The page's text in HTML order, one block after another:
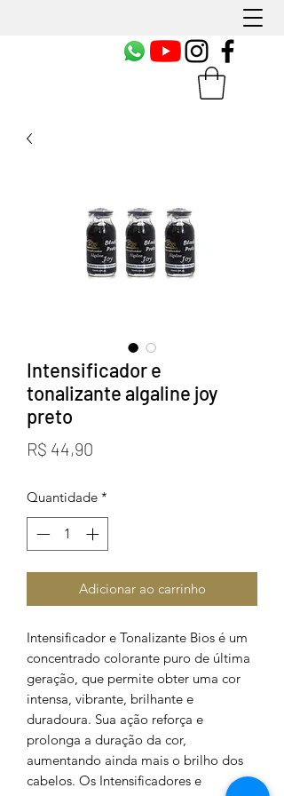
Intensificador e
tonalizante algaline joy
preto
R$ 44,90
Quantidade *
Adicionar ao carrinho
Intensificador e Tonalizante Bios é um
concentrado colorante puro de última
geração, que permite obter uma cor
intensa, vibrante, brilhante e
duradoura. Sua ação reforça e
prolonga a duração da cor,
aumentando ainda mais o brilho dos
cabelos. Os Intensificadores e